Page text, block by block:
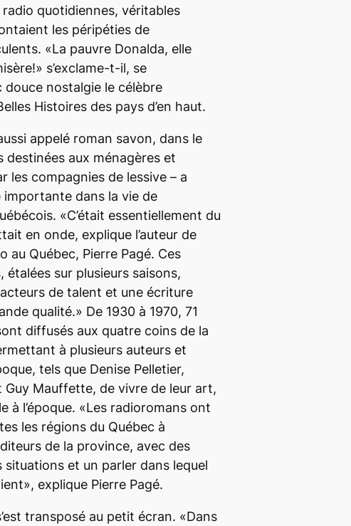
radio quotidiennes, véritables
les péripéties de
«La pauvre Donalda, elle
s’exclame-t-il, se
douce nostalgie le célèbre
Histoires des pays d’en haut.
appelé roman savon, dans le
destinées aux ménagères et
les compagnies de lessive – a
importante dans la vie de
«C’était essentiellement du
en onde, explique l’auteur de
au Québec, Pierre Pagé. Ces
étalées sur plusieurs saisons,
de talent et une écriture
qualité.» De 1930 à 1970, 71
diffusés aux quatre coins de la
à plusieurs auteurs et
tels que Denise Pelletier,
Guy Mauffette, de vivre de leur art,
à l’époque. «Les radioromans ont
les régions du Québec à
de la province, avec des
situations et un parler dans lequel
explique Pierre Pagé.
transposé au petit écran. «Dans